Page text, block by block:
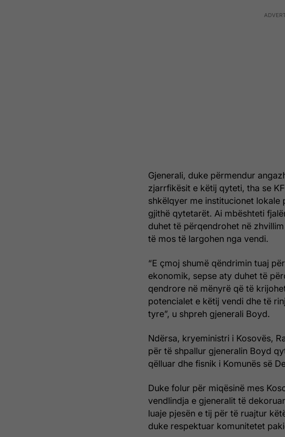
Gjenerali, duke përmendur
zjarrfikësit e këtij qyteti, tha se
shkëlqyer me institucionet
gjithë qytetarët. Ai mbështeti
duhet të përqendrohet në
të mos të largohen nga vendi.
“E çmoj shumë qëndrimin tuaj
ekonomik, sepse aty duhet të
qendrore në mënyrë që të
potencialet e këtij vendi dhe të
tyre”, u shpreh gjenerali Boyd.
Ndërsa, kryeministri i Kosovës,
për të shpallur gjeneralin Boyd
qëlluar dhe fisnik i Komunës së
Duke folur për miqësinë mes
vendlindja e gjeneralit të
luaje pjesën e tij për të ruajtur
duke respektuar komunitetet